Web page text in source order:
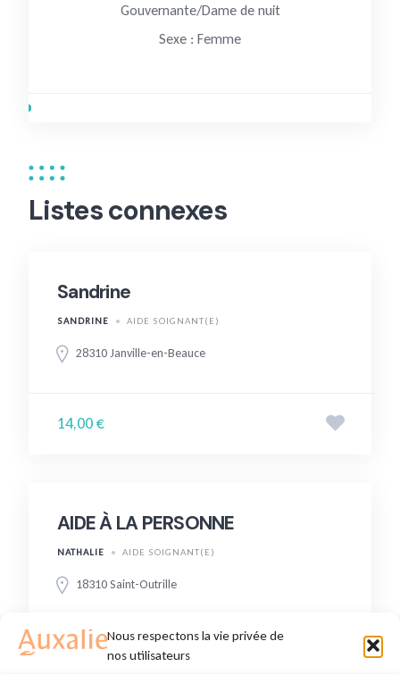
Nous respectons la vie privée de
nos utilisateurs
Gouvernante/Dame de nuit
Sexe : Femme
Listes connexes
Sandrine
SANDRINE AIDE SOIGNANT(E)
28310 Janville-en-Beauce
14,00 €
AIDE À LA PERSONNE
NATHALIE AIDE SOIGNANT(E)
18310 Saint-Outrille
18,00 €